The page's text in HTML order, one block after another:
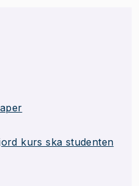
kurs ska studenten